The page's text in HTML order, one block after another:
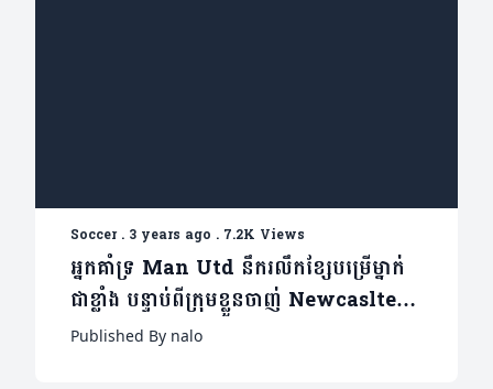
Soccer. 3 years ago . 7.2K Views
អ្នកគាំទ្រ Man Utd នឹករលឹកខ្សែបម្រើម្នាក់
ជាខ្លាំង បន្ទាប់ពីក្រុមខ្លួនចាញ់ Newcaslte
យ៉ាងអាម៉ាស់ (មានវីដេអូ)
Published By nalo